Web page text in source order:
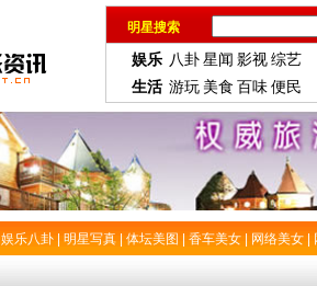
明星搜索
娱乐 八卦星闻 影视综艺
生活 游玩 美食 百味便民
娱乐八卦 明星写真 体坛美图 香车美女 网络美女